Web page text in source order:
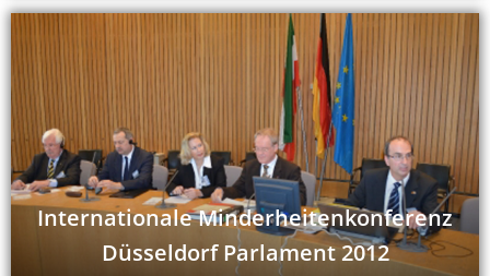
Internationale Minderheitenkonferenz
Düsseldorf Parlament 2012